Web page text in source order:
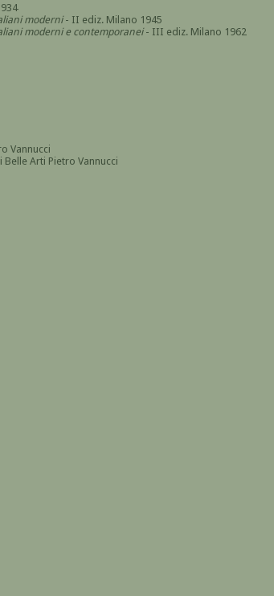
moderni- II ediz. Milano 1945
moderni e contemporanei- III ediz. Milano 1962
Vannucci
Arti Pietro Vannucci